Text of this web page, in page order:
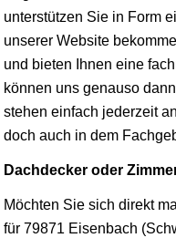
unterstützen Sie in Form
unserer Website
und bieten Ihnen eine
können uns genauso
stehen einfach jederzeit
doch auch in dem
Dachdecker oder
Möchten Sie sich direkt
für 79871 Eisenbach